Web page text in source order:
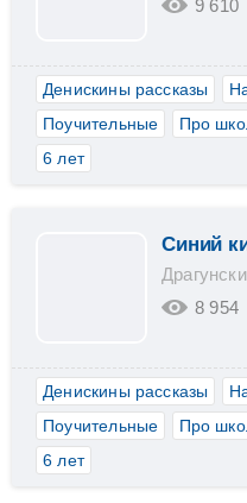
9 610
Денискины рассказы
Поучительные
Про
6 лет
Синий
8 954
Денискины рассказы
Поучительные
Про
6 лет